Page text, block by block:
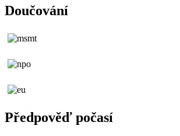
Doučování
Předpověď počasí